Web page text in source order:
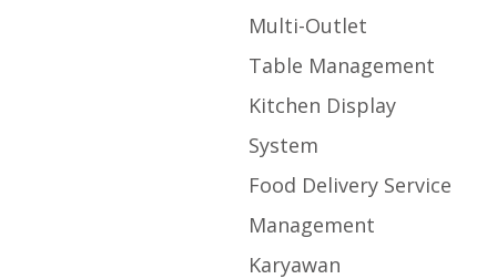
Multi-Outlet
Table Management
Kitchen Display
System
Food Delivery Service
Management
Karyawan